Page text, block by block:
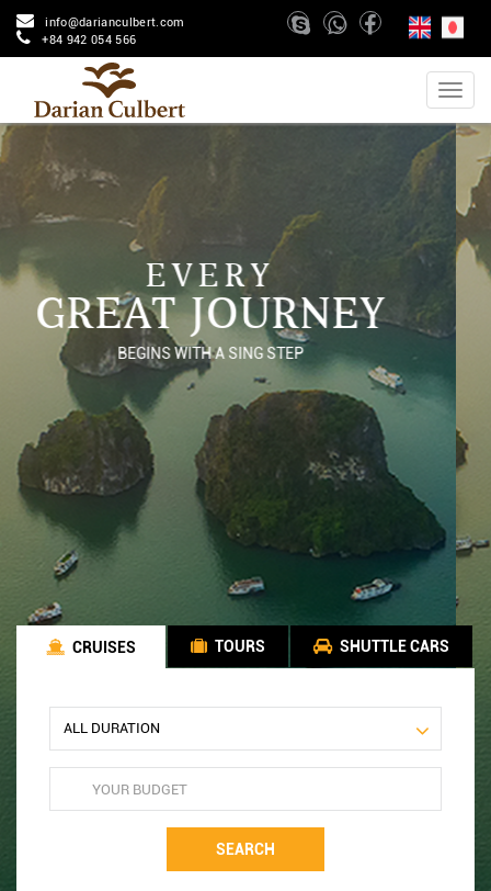
info@darianculbert.com
+84 942 054 566
EVERY
GREAT JOURNEY
BEGINS WITH A SING STEP
CRUISES TOURS SHUTTLE CARS
SEARCH